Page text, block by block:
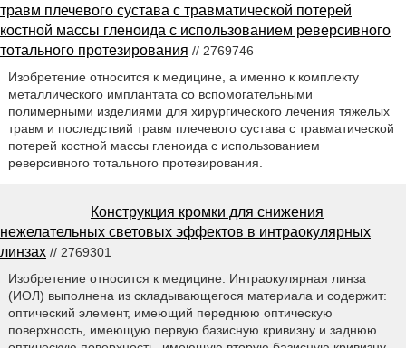
травм плечевого сустава с травматической потерей
костной массы гленоида с использованием реверсивного
тотального протезирования // 2769746
Изобретение относится к медицине, а именно к комплекту
металлического имплантата со вспомогательными
полимерными изделиями для хирургического лечения тяжелых
травм и последствий травм плечевого сустава с травматической
потерей костной массы гленоида с использованием
реверсивного тотального протезирования.
Конструкция кромки для снижения
нежелательных световых эффектов в интраокулярных
линзах // 2769301
Изобретение относится к медицине. Интраокулярная линза
(ИОЛ) выполнена из складывающегося материала и содержит:
оптический элемент, имеющий переднюю оптическую
поверхность, имеющую первую базисную кривизну и заднюю